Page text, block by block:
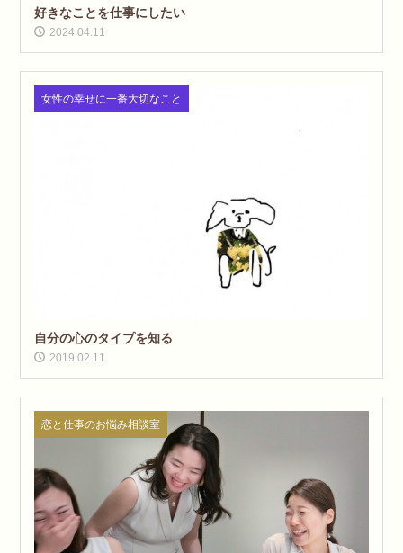
好きなことを仕事にしたい
2024.04.11
女性の幸せに一番大切なこと
自分の心のタイプを知る
2019.02.11
恋と仕事のお悩み相談室